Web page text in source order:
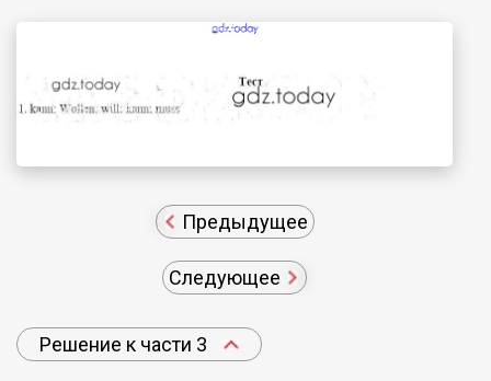
Предыдущее
Следующее
Решение к части 3